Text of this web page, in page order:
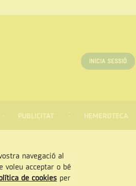
INICIA SESSIÓ
PUBLICITAT HEMEROTECA
navegació al
voleu acceptar o bé
de cookiesper